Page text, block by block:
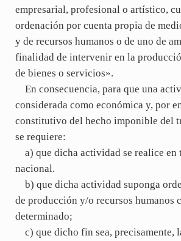
empresarial, profesional o artístico,
ordenación por cuenta propia de
y de recursos humanos o de uno de
finalidad de intervenir en la
de bienes o servicios».
En consecuencia, para que una
considerada como económica y, por
constitutivo del hecho imponible del
se requiere:
a) que dicha actividad se realice en
nacional.
b) que dicha actividad suponga
de producción y/o recursos humanos
determinado;
c) que dicho fin sea, precisamente,